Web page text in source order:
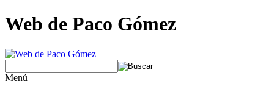
Web de Paco Gómez
Menú